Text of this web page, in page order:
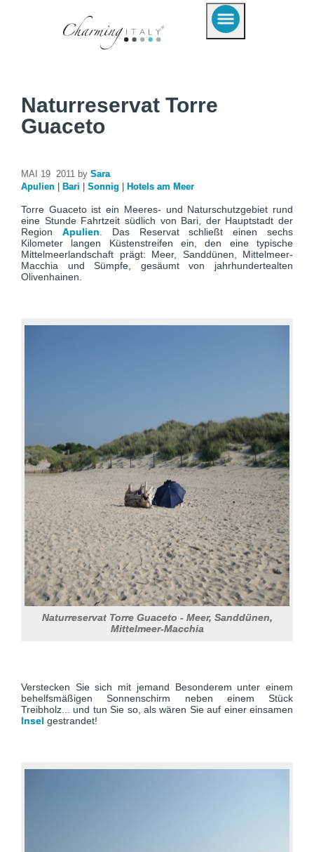
Naturreservat Torre
Guaceto
MAI 19 2011 by Sara
Apulien
Bari Sonnig Hotels am Meer
Torre Guaceto ist ein Meeres- und Naturschutzgebiet rund
eine Stunde Fahrtzeit südlich von Bari, der Hauptstadt der
Region Apulien . Das Reservat schließt einen sechs
Kilometer langen Küstenstreifen ein, den eine typische
Mittelmeerlandschaft prägt: Meer, Sanddünen, Mittelmeer-
Macchia und Sümpfe, gesäumt von jahrhundertealten
Olivenhainen.
Naturreservat Torre Guaceto - Meer, Sanddünen,
Mittelmeer-Macchia
Verstecken Sie sich mit jemand Besonderem unter einem
behelfsmäßigen Sonnenschirm neben einem Stück
Treibholz... und tun Sie so, als wären Sie auf einer einsamen
Insel gestrandet!